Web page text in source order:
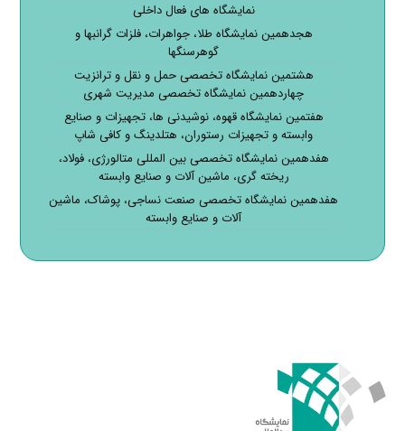
نمایشگاه های فعال داخلی
هجدهمین نمایشگاه طلا، جواهرات، فلزات گرانبها و
گوهرسنگها
هشتمین نمایشگاه تخصصی حمل و نقل و ترانزیت
چهاردهمین نمایشگاه تخصصی مدیریت شهری
هفتمین نمایشگاه قهوه، نوشیدنی ها، تجهیزات و صنایع
وابسته و تجهیزات رستوران، هتلدینگ و کافی شاپ
هفدهمین نمایشگاه تخصصی بین المللی متالورژی، فولاد،
ریخته گری، ماشین آلات و صنایع وابسته
هفدهمین نمایشگاه تخصصی صنعت نساجی، پوشاک، ماشین
آلات و صنایع وابسته